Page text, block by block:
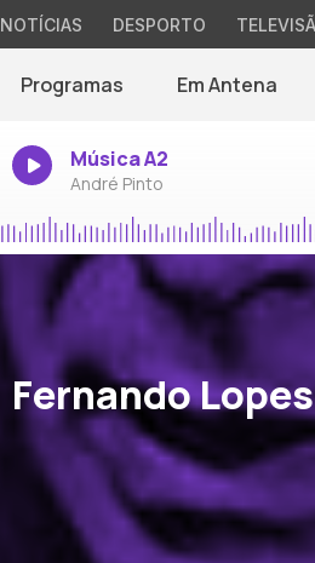
NOTÍCIAS DESPORTO
Programas Em Antena
Música A2
André Pinto
Fernando